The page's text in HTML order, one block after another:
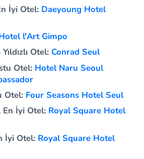
İyi Otel: Daeyoung Hotel
l'Art Gimpo
Otel: Conrad Seul
Otel: Hotel Naru Seoul
Otel: Four Seasons Hotel Seul
En İyi Otel: Royal Square Hotel
İyi Otel: Royal Square Hotel